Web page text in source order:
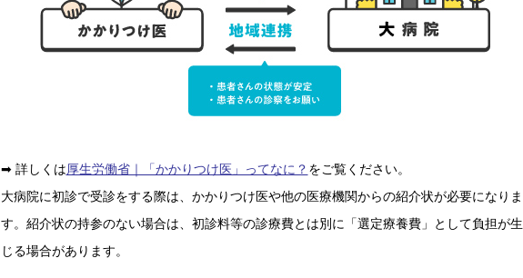
➡ 詳しくは厚生労働省｜「かかりつけ医」ってなに？ をご覧ください。
大病院に初診で受診をする際は、かかりつけ医や他の医療機関からの紹介状が必要になりま
す。紹介状の持参のない場合は、初診料等の診療費とは別に「選定療養費」として負担が生
じる場合があります。